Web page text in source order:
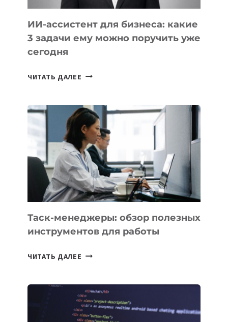
ИИ-ассистент для бизнеса: какие
3 задачи ему можно поручить уже
сегодня
ЧИТАТЬ ДАЛЕЕ ИИ-
БИЗНЕСА:
КАКИЕ
3
ЗАДАЧИ
ЕМУ
МОЖНО
ПОРУЧИТЬ
УЖЕ
Таск-менеджеры: обзор полезных
инструментов для работы
ЧИТАТЬ ДАЛЕЕ ТАСК-
ПОЛЕЗНЫХ
ИНСТРУМЕНТОВ
ДЛЯ